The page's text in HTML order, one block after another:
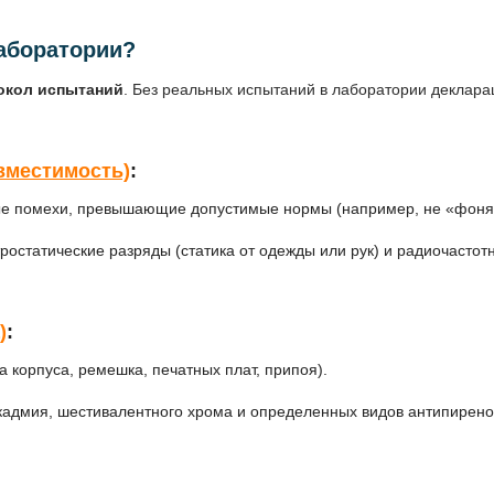
испытаний . Без реальных испытаний в лаборатории
:
помехи, превышающие допустимые нормы (например, не
разряды (статика от одежды или рук) и
:
корпуса, ремешка, печатных плат, припоя).
шестивалентного хрома и определенных видов